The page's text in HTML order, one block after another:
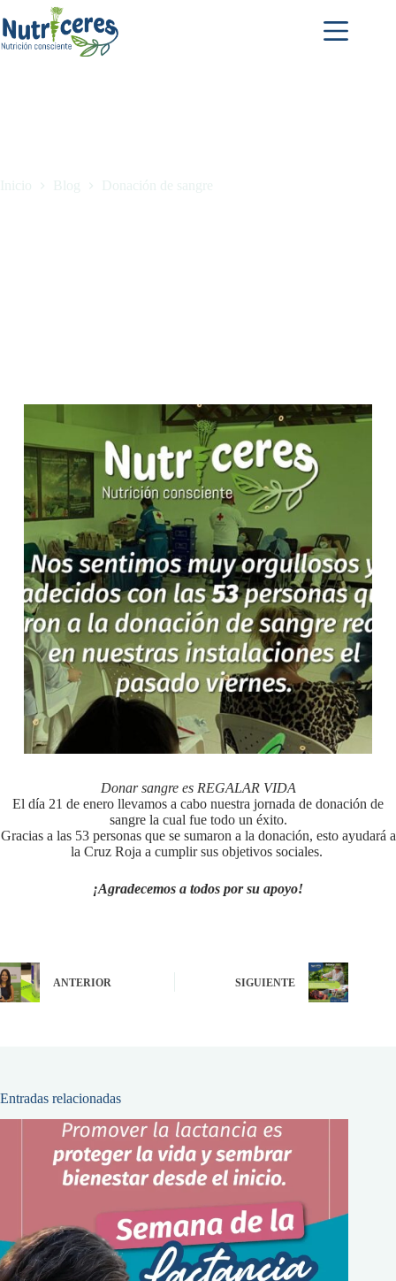
Inicio Blog
Donación de sangre
Donar sangre es REGALAR VIDA
El día 21 de enero llevamos a cabo nuestra jornada de donación de
sangre la cual fue todo un éxito.
Gracias a las 53 personas que se sumaron a la donación, esto ayudará a
la Cruz Roja a cumplir sus objetivos sociales.
¡Agradecemos a todos por su apoyo!
ANTERIOR SIGUIENTE
Entradas relacionadas